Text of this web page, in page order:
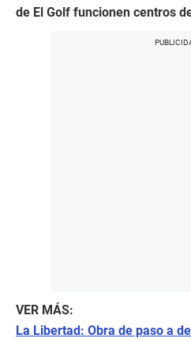
de El Golf funcionen centros
VER MÁS:
La Libertad: Obra de paso a